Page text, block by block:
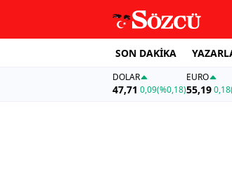
SON DAKİKA
DOLAR
47,71 0,09(%0,18)
EURO
55,19 0,18